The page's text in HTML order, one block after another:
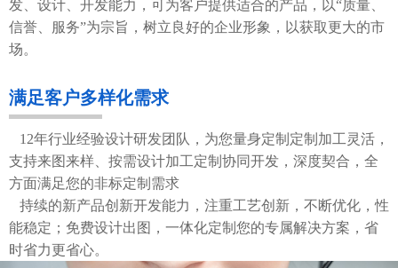
发、设计、开发能力，可为客户提供适合的产品，以“质量、
信誉、服务”为宗旨，树立良好的企业形象，以获取更大的市
场。
满足客户多样化需求
12年行业经验设计研发团队，为您量身定制定制加工灵活，
支持来图来样、按需设计加工定制协同开发，深度契合，全
方面满足您的非标定制需求
持续的新产品创新开发能力，注重工艺创新，不断优化，性
能稳定；免费设计出图，一体化定制您的专属解决方案，省
时省力更省心。